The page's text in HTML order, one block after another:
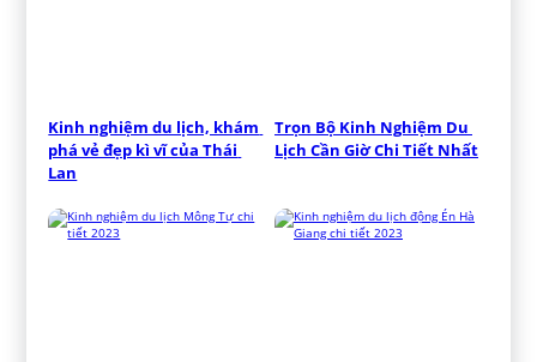
Kinh nghiệm du lịch, khám
phá vẻ đẹp kì vĩ của Thái
Lan
Trọn Bộ Kinh Nghiệm Du
Lịch Cần Giờ Chi Tiết Nhất